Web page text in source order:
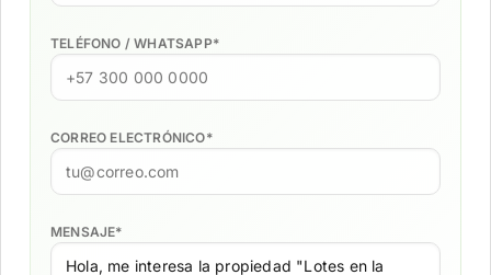
TELÉFONO / WHATSAPP*
CORREO ELECTRÓNICO*
MENSAJE*